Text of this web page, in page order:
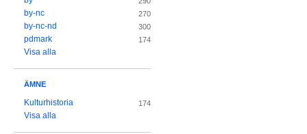
by-nc 270
by-nc-nd 300
pdmark 174
Visa alla
ÄMNE
Kulturhistoria 174
Visa alla